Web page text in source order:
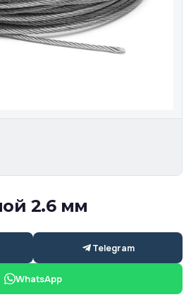
2.6 мм
Telegram
WhatsApp